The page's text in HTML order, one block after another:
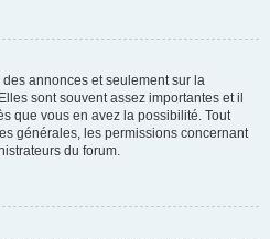
annonces et seulement sur la
sont souvent assez importantes et il
que vous en avez la possibilité. Tout
générales, les permissions concernant
du forum.